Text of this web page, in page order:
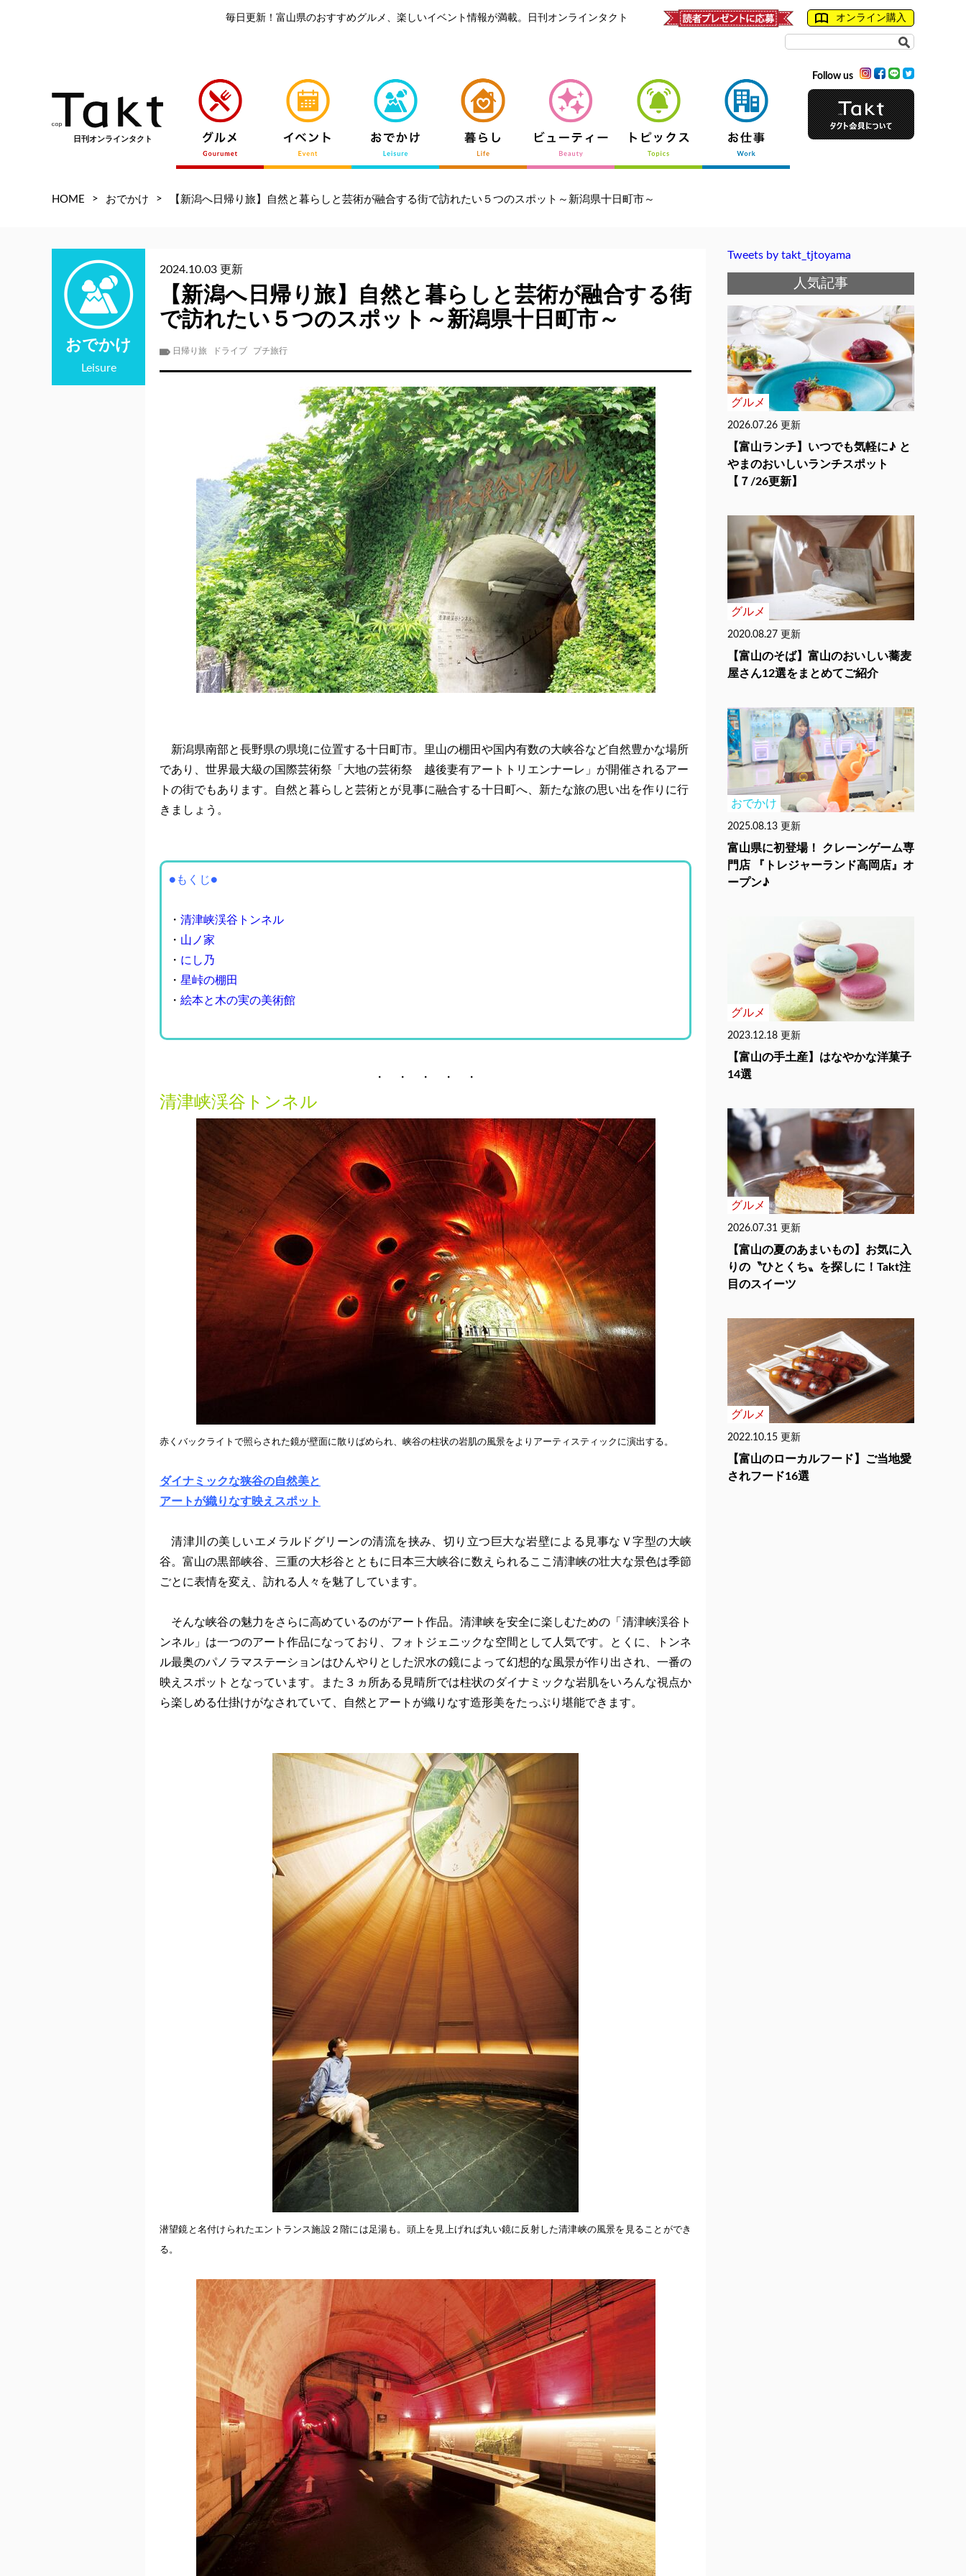
毎日更新！富山県のおすすめグルメ、楽しいイベント情報が満載。日刊オンラインタクト オンライン購入
日刊オンラインタクト
Follow us
HOME > おでかけ > 【新潟へ日帰り旅】自然と暮らしと芸術が融合する街で訪れたい５つのスポット～新潟県十日町市～
おでかけ
Leisure
2024.10.03 更新
【新潟へ日帰り旅】自然と暮らしと芸術が融合する街
で訪れたい５つのスポット～新潟県十日町市～
日帰り旅 ドライブ プチ旅行
新潟県南部と長野県の県境に位置する十日町市。里山の棚田や国内有数の大峡谷など自然豊かな場所
であり、世界最大級の国際芸術祭「大地の芸術祭 越後妻有アートトリエンナーレ」が開催されるアー
トの街でもあります。自然と暮らしと芸術とが見事に融合する十日町へ、新たな旅の思い出を作りに行
きましょう。
●もくじ●
・ 清津峡渓谷トンネル
・ 山ノ家
・ にし乃
・ 星峠の棚田
・ 絵本と木の実の美術館
・ ・ ・ ・ ・
清津峡渓谷トンネル
赤くバックライトで照らされた鏡が壁面に散りばめられ、峡谷の柱状の岩肌の風景をよりアーティスティックに演出する。
ダイナミックな狭谷の自然美と
アートが織りなす映えスポット
清津川の美しいエメラルドグリーンの清流を挟み、切り立つ巨大な岩壁による見事なＶ字型の大峡
谷。富山の黒部峡谷、三重の大杉谷とともに日本三大峡谷に数えられるここ清津峡の壮大な景色は季節
ごとに表情を変え、訪れる人々を魅了しています。
そんな峡谷の魅力をさらに高めているのがアート作品。清津峡を安全に楽しむための「清津峡渓谷ト
ンネル」は一つのアート作品になっており、フォトジェニックな空間として人気です。とくに、トンネ
ル最奥のパノラマステーションはひんやりとした沢水の鏡によって幻想的な風景が作り出され、一番の
映えスポットとなっています。また３ヵ所ある見晴所では柱状のダイナミックな岩肌をいろんな視点か
ら楽しめる仕掛けがなされていて、自然とアートが織りなす造形美をたっぷり堪能できます。
潜望鏡と名付けられたエントランス施設２階には足湯も。頭上を見上げれば丸い鏡に反射した清津峡の風景を見ることができ
る。
Tweets by takt_tjtoyama
人気記事
グルメ
2026.07.26 更新
【富山ランチ】いつでも気軽に♪ と
やまのおいしいランチスポット
【７/26更新】
グルメ
2020.08.27 更新
【富山のそば】富山のおいしい蕎麦
屋さん12選をまとめてご紹介
おでかけ
2025.08.13 更新
富山県に初登場！ クレーンゲーム専
門店 『トレジャーランド高岡店』オ
ープン♪
グルメ
2023.12.18 更新
【富山の手土産】はなやかな洋菓子
14選
グルメ
2026.07.31 更新
【富山の夏のあまいもの】お気に入
りの〝ひとくち〟を探しに！Takt注
目のスイーツ
グルメ
2022.10.15 更新
【富山のローカルフード】ご当地愛
されフード16選